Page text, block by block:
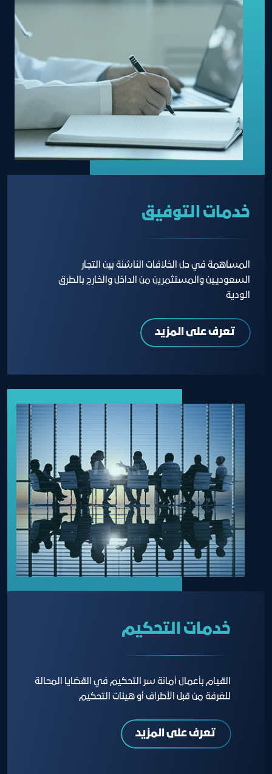
خدمات التوفيق
المساهمة في حل الخلافات الناشئة بين التجار
السعوديين والمستثمرين من الداخل والخارج بالطرق
الودية
تعرف على المزيد
خدمات التحكيم
القيام بأعمال أمانة سر التحكيم في القضايا المحالة
للغرفة من قبل الأطراف أو هيئات التحكيم
تعرف على المزيد